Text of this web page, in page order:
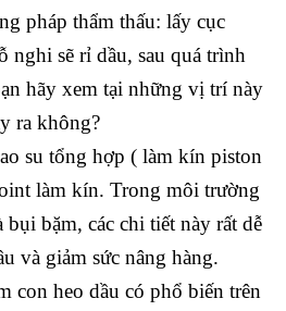
pháp thẩm thấu: lấy cục
nghi sẽ rỉ dầu, sau quá trình
hãy xem tại những vị trí này
ra không?
su tổng hợp ( làm kín piston
làm kín. Trong môi trường
bặm, các chi tiết này rất dễ
và giảm sức nâng hàng.
con heo dầu có phổ biến trên